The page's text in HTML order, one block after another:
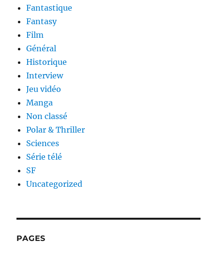
Fantastique
Fantasy
Film
Général
Historique
Interview
Jeu vidéo
Manga
Non classé
Polar & Thriller
Sciences
Série télé
SF
Uncategorized
PAGES